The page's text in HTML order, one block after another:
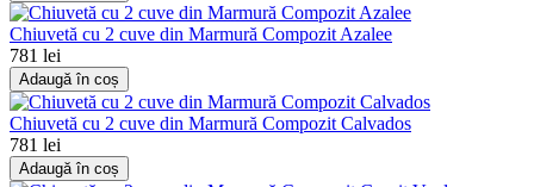
Chiuvetă cu 2 cuve din Marmură Compozit Azalee
781 lei
Adaugă în coș
Chiuvetă cu 2 cuve din Marmură Compozit Calvados
781 lei
Adaugă în coș